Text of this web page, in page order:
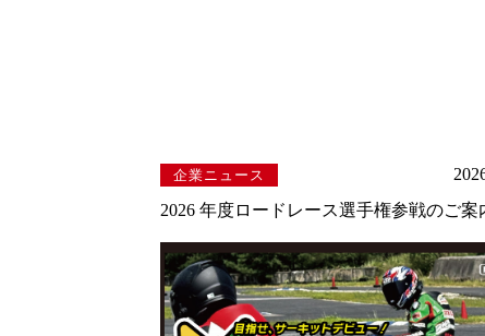
企業ニュース
2026 年度ロードレース選手権参戦のご案